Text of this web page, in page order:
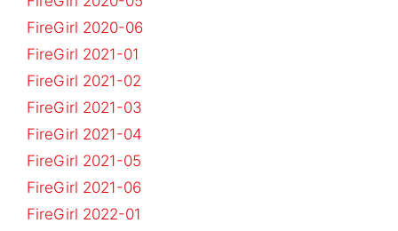
FireGirl 2020-06
FireGirl 2021-01
FireGirl 2021-02
FireGirl 2021-03
FireGirl 2021-04
FireGirl 2021-05
FireGirl 2021-06
FireGirl 2022-01